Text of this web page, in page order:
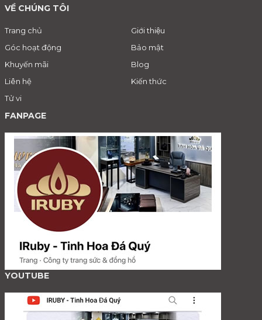
VỀ CHÚNG TÔI
Trang chủ
Giới thiệu
Góc hoạt động
Bảo mật
Khuyến mãi
Blog
Liên hệ
Kiến thức
Tử vi
FANPAGE
YOUTUBE